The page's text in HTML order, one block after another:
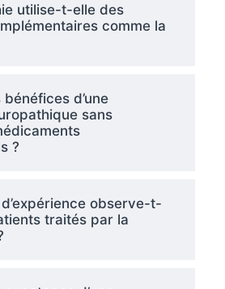
utilise-t-elle des
comme la
d’une
sans
?
observe-t-
traités par la